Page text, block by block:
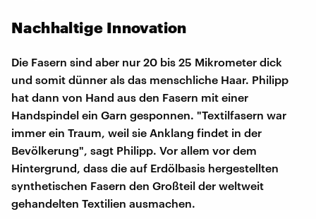
Nachhaltige Innovation
Die Fasern sind aber nur 20 bis 25 Mikrometer dick
und somit dünner als das menschliche Haar. Philipp
hat dann von Hand aus den Fasern mit einer
Handspindel ein Garn gesponnen. "Textilfasern war
immer ein Traum, weil sie Anklang findet in der
Bevölkerung", sagt Philipp. Vor allem vor dem
Hintergrund, dass die auf Erdölbasis hergestellten
synthetischen Fasern den Großteil der weltweit
gehandelten Textilien ausmachen.